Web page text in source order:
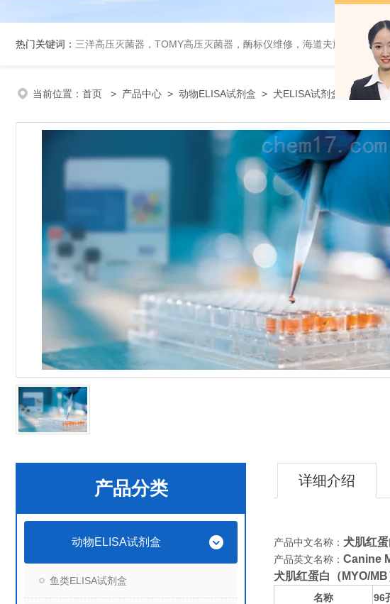
热门关键词： 三洋高压灭菌器，TOMY高压灭菌器，酶标仪维修，海道夫旋转蒸发仪
当前位置： 首页 > 产品中心 > 动物ELISA试剂盒 > 犬ELISA试剂盒 > 犬肌红
产品分类
动物ELISA试剂盒
鱼类ELISA试剂盒
详细介绍
产品中文名称： 犬肌红
产品英文名称：
犬肌红蛋白（MYO/
名称
96